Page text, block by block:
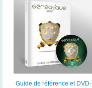
Guide de référence et DVD-